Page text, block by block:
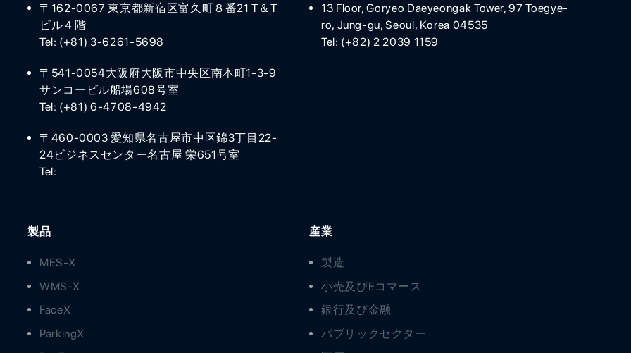
〒162-0067 東京都新宿区富久町８番21 T＆T
ビル４階
Tel: (+81) 3-6261-5698
〒541-0054大阪府大阪市中央区南本町1-3-9
サンコービル船場608号室
Tel: (+81) 6-4708-4942
〒460-0003 愛知県名古屋市中区錦3丁目22-
24ビジネスセンター名古屋 栄651号室
Tel:
13 Floor, Goryeo Daeyeongak Tower, 97 Toegye-
ro, Jung-gu, Seoul, Korea 04535
Tel: (+82) 2 2039 1159
製品
MES-X
WMS-X
FaceX
ParkingX
産業
製造
小売及びEコマース
銀行及び金融
パブリックセクター